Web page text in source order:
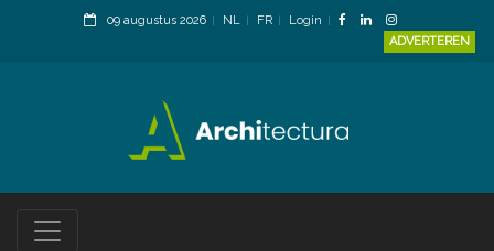
09 augustus 2026 NL FR
Login
ADVERTEREN